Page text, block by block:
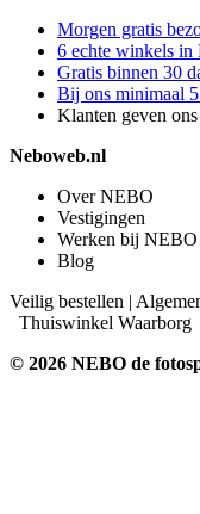
Morgen gratis
6 echte winkels in
Gratis binnen 30
Bij ons minimaal
Klanten geven ons
Neboweb.nl
Over NEBO
Vestigingen
Werken bij NEBO
Blog
Veilig bestellen |
Thuiswinkel Waarborg
© 2026 NEBO de